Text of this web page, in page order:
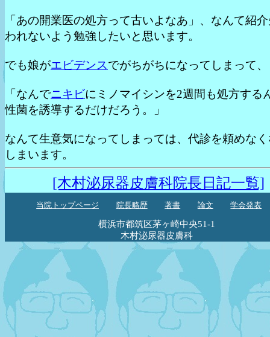
「あの開業医の処方って古いよなあ」、なんて紹
われないよう勉強したいと思います。
でも娘がエビデンスでがちがちになってしまって、
「なんでニキビにミノマイシンを2週間も処方する
性菌を誘導するだけだろう。」
なんて生意気になってしまっては、代診を頼めな
しまいます。
[木村泌尿器皮膚科院長日記一覧]
当院トップページ 院長略歴 著書 論文 学会発表
横浜市都筑区茅ヶ崎中央51-1
木村泌尿器皮膚科